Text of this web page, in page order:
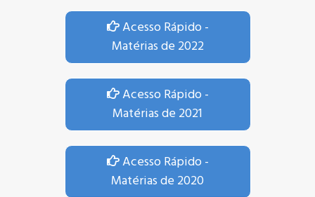
Acesso Rápido -
Matérias de 2022
Acesso Rápido -
Matérias de 2021
Acesso Rápido -
Matérias de 2020